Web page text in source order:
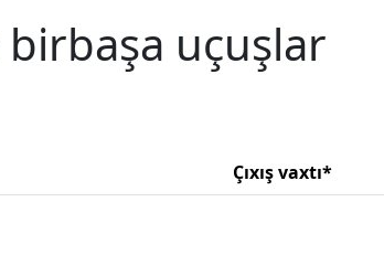
birbaşa uçuşlar
Çıxış vaxtı*